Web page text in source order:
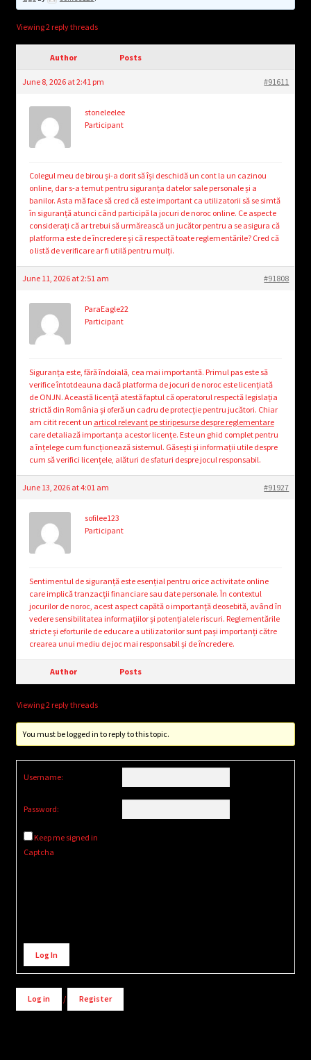
Login/Create Account
Viewing 2 reply threads
Author Posts
June 8, 2026 at 2:41 pm #91611
stoneleelee
Participant
Colegul meu de birou și-a dorit să își deschidă un cont la un cazinou
online, dar s-a temut pentru siguranța datelor sale personale și a
banilor. Asta mă face să cred că este important ca utilizatorii să se simtă
în siguranță atunci când participă la jocuri de noroc online. Ce aspecte
considerați că ar trebui să urmărească un jucător pentru a se asigura că
platforma este de încredere și că respectă toate reglementările? Cred că
o listă de verificare ar fi utilă pentru mulți.
June 11, 2026 at 2:51 am #91808
ParaEagle22
Participant
Siguranța este, fără îndoială, cea mai importantă. Primul pas este să
verifice întotdeauna dacă platforma de jocuri de noroc este licențiată
de ONJN. Această licență atestă faptul că operatorul respectă legislația
strictă din România și oferă un cadru de protecție pentru jucători. Chiar
am citit recent un articol relevant pe stiripesurse despre reglementare
care detaliază importanța acestor licențe. Este un ghid complet pentru
a înțelege cum funcționează sistemul. Găsești și informații utile despre
cum să verifici licențele, alături de sfaturi despre jocul responsabil.
June 13, 2026 at 4:01 am #91927
sofilee123
Participant
Sentimentul de siguranță este esențial pentru orice activitate online
care implică tranzacții financiare sau date personale. În contextul
jocurilor de noroc, acest aspect capătă o importanță deosebită, având în
vedere sensibilitatea informațiilor și potențialele riscuri. Reglementările
stricte și eforturile de educare a utilizatorilor sunt pași importanți către
crearea unui mediu de joc mai responsabil și de încredere.
Author Posts
Viewing 2 reply threads
You must be logged in to reply to this topic.
Username:
Password:
Keep me signed in
Captcha
Alternative:
Log In
Log in / Register